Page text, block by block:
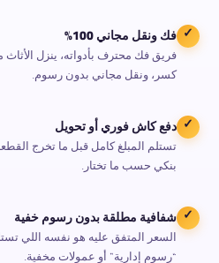
✓ فك ونقل مجاني 100%
فريق فك محترف بأدواته، ينزل الأثاث
كسر، ونقل مجاني بدون رسوم.
✓ دفع كاش فوري أو تحويل
تستلم المبلغ كامل قبل ما تخرج
بنكي حسب ما تختار.
✓ شفافية مطلقة بدون رسوم خفية
السعر المتفق عليه هو نفسه اللي
“رسوم إدارية” أو عمولات مخفية.